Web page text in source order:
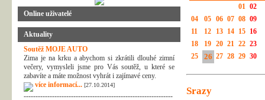
Online uživatelé
Aktuality
Soutěž MOJE AUTO
Zima je na krku a abychom si zkrátili dlouhé zimní
večery, vymysleli jsme pro Vás soutěž, u které se
zabavíte a máte možnost vyhrát i zajímavé ceny.
více informací... [27.10.2014]
---------------------------------------------------------------
01 02
04
05 06 07 08 09
11
12 13 14 15 16
18
19 20 21 22 23
25
26 27 28 29 30
Srazy